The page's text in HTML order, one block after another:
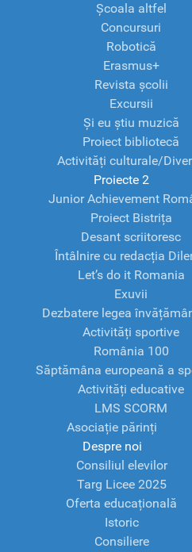
Școala altfel
Concursuri
Robotică
Erasmus+
Revista școlii
Excursii
Și eu știu muzică
Proiect bibliotecă
Activități culturale/
Proiecte 2
Junior Achievement
Proiect Bistrița
Desant scriitoresc
Întâlnire cu redacția
Let’s do it Romania
Exuvii
Dezbatere legea
Activități sportive
România 100
Săptămâna europeană a
Activități educative
LMS SCORM
Asociație părinți
Despre noi
Consiliul elevilor
Targ Licee 2025
Oferta educațională
Istoric
Consiliere